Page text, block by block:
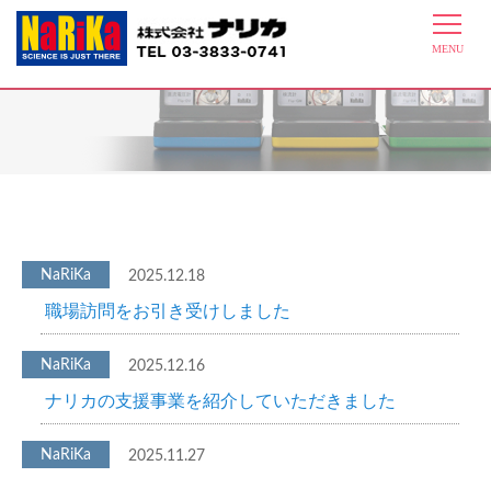
最新情報
2025.12.18
職場訪問をお引き受けしました
2025.12.16
ナリカの支援事業を紹介していただきました
2025.11.27